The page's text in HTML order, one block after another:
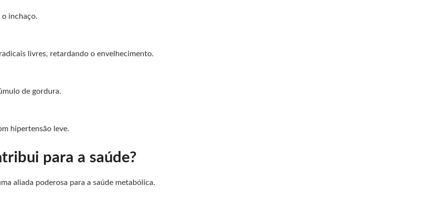
o inchaço.
livres, retardando o envelhecimento.
de gordura.
hipertensão leve.
para a saúde?
aliada poderosa para a saúde metabólica.